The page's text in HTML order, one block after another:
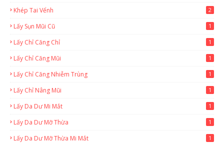
Khép Tai Vểnh 2
Lấy Sụn Mũi Cũ 1
Lấy Chỉ Căng Chỉ 1
Lấy Chỉ Căng Mũi 1
Lấy Chỉ Căng Nhiễm Trùng 1
Lấy Chỉ Nâng Mũi 1
Lấy Da Dư Mi Mắt 1
Lấy Da Dư Mỡ Thừa 1
Lấy Da Dư Mỡ Thừa Mi Mắt 1